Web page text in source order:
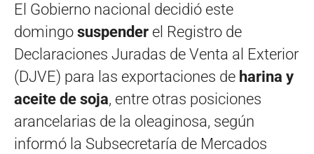
El Gobierno nacional decidió este
domingo suspender el Registro de
Declaraciones Juradas de Venta al Exterior
(DJVE) para las exportaciones de harina y
aceite de soja, entre otras posiciones
arancelarias de la oleaginosa, según
informó la Subsecretaría de Mercados